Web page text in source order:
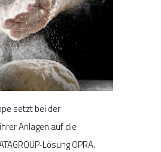
setzt bei der
Anlagen auf die
OPRA.